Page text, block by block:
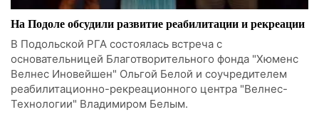
На Подоле обсудили развитие реабилитации и рекреации
В Подольской РГА состоялась встреча с
основательницей Благотворительного фонда "Хюменс
Велнес Иновейшен" Ольгой Белой и соучредителем
реабилитационно-рекреационного центра "Велнес-
Технологии" Владимиром Белым.